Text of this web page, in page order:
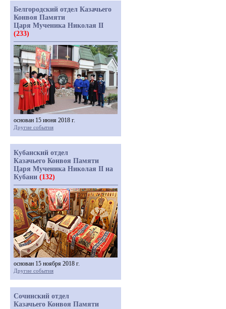
Белгородский отдел Казачьего
Конвоя Памяти
Царя Мученика Николая II
(233)
основан 15 июня 2018 г.
Другие события
Кубанский отдел
Казачьего Конвоя Памяти
Царя Мученика Николая II на
Кубани (132)
основан 15 ноября 2018 г.
Другие события
Сочинский отдел
Казачьего Конвоя Памяти